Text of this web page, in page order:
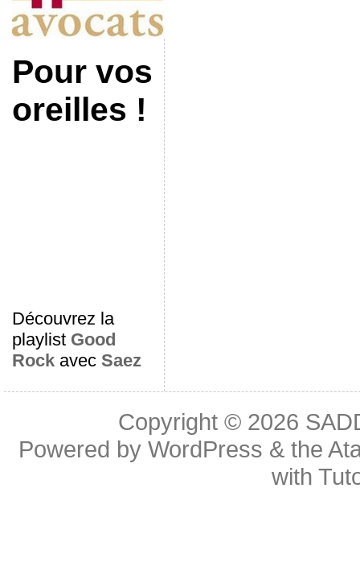
Pour vos
oreilles !
Découvrez la
playlist Good
Rockavec Saez
Copyright © 2026
Powered byWordPress & the
with